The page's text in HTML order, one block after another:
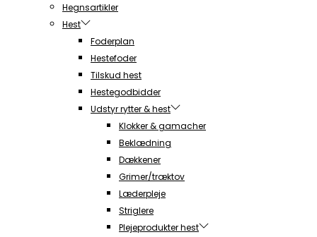
Hegnsartikler
Hest
Foderplan
Hestefoder
Tilskud hest
Hestegodbidder
Udstyr rytter & hest
Klokker & gamacher
Beklædning
Dækkener
Grimer/træktov
Læderpleje
Striglere
Plejeprodukter hest